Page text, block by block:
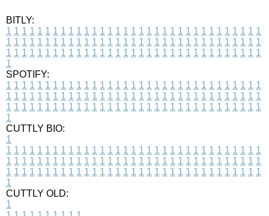
BITLY:
1 1 1 1 1 1 1 1 1 1 1 1 1 1 1 1 1 1 1 1 1 1 1 1 1 1 1 1 1 1 1 1 1
1 1 1 1 1 1 1 1 1 1 1 1 1 1 1 1 1 1 1 1 1 1 1 1 1 1 1 1 1 1 1 1 1
1 1 1 1 1 1 1 1 1 1 1 1 1 1 1 1 1 1 1 1 1 1 1 1 1 1 1 1 1 1 1 1 1
1
SPOTIFY:
1 1 1 1 1 1 1 1 1 1 1 1 1 1 1 1 1 1 1 1 1 1 1 1 1 1 1 1 1 1 1 1 1
1 1 1 1 1 1 1 1 1 1 1 1 1 1 1 1 1 1 1 1 1 1 1 1 1 1 1 1 1 1 1 1 1
1 1 1 1 1 1 1 1 1 1 1 1 1 1 1 1 1 1 1 1 1 1 1 1 1 1 1 1 1 1 1 1 1
1
CUTTLY BIO:
1
1 1 1 1 1 1 1 1 1 1 1 1 1 1 1 1 1 1 1 1 1 1 1 1 1 1 1 1 1 1 1 1 1
1 1 1 1 1 1 1 1 1 1 1 1 1 1 1 1 1 1 1 1 1 1 1 1 1 1 1 1 1 1 1 1 1
1 1 1 1 1 1 1 1 1 1 1 1 1 1 1 1 1 1 1 1 1 1 1 1 1 1 1 1 1 1 1 1 1
1
CUTTLY OLD:
1